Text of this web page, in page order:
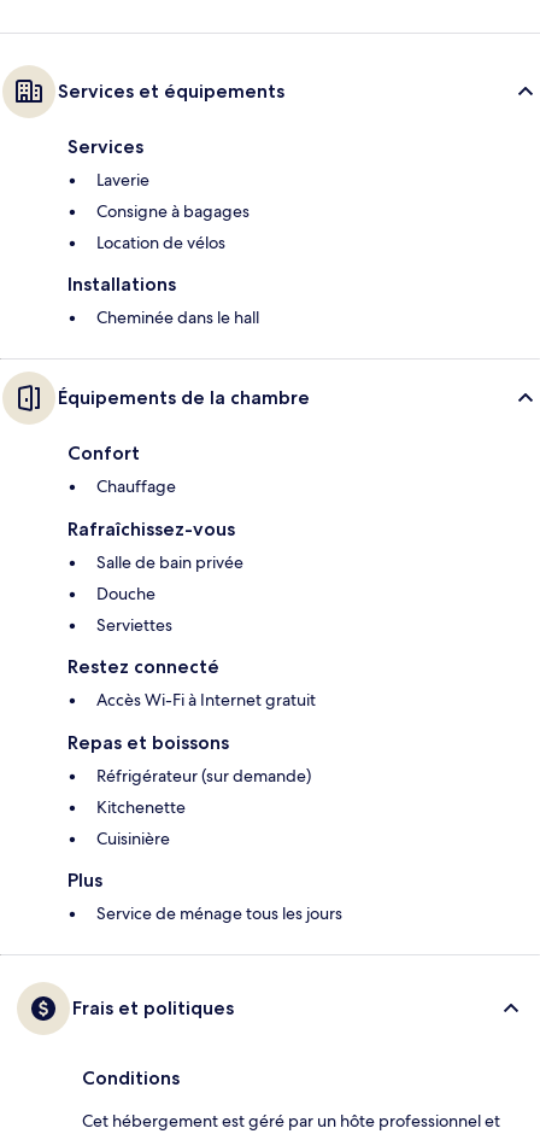
Services et équipements
Services
Laverie
Consigne à bagages
Location de vélos
Installations
Cheminée dans le hall
Équipements de la chambre
Confort
Chauffage
Rafraîchissez-vous
Salle de bain privée
Douche
Serviettes
Restez connecté
Accès Wi-Fi à Internet gratuit
Repas et boissons
Réfrigérateur (sur demande)
Kitchenette
Cuisinière
Plus
Service de ménage tous les jours
Frais et politiques
Conditions
Cet hébergement est géré par un hôte professionnel et